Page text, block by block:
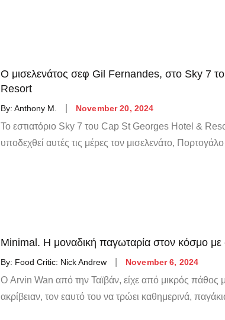
Ο μισελενάτος σεφ Gil Fernandes, στο Sky 7
Resort
By: Anthony M. November 20, 2024
Το εστιατόριο Sky 7 του Cap St Georges Hotel &
υποδεχθεί αυτές τις μέρες τον μισελενάτο,
Minimal. Η μοναδική παγωταρία στον κόσμο με
By: Food Critic: Nick Andrew November 6, 2024
Ο Arvin Wan από την Ταϊβάν, είχε από μικρός πάθος
ακρίβειαν, τον εαυτό του να τρώει καθημερινά,